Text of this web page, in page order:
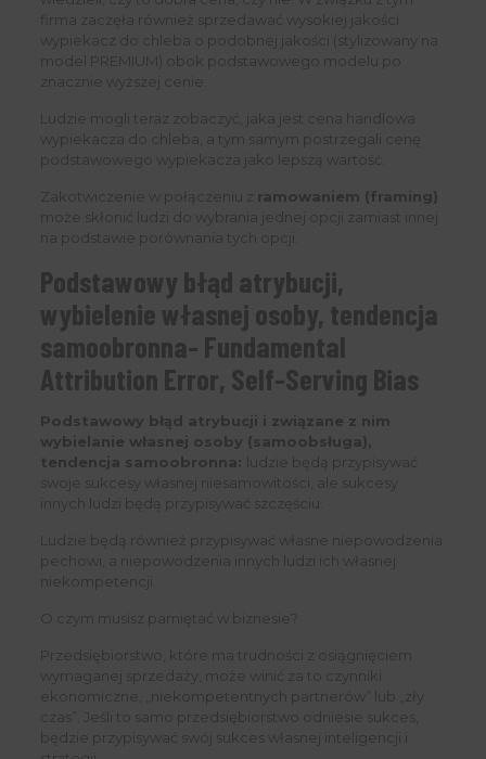
firma zaczęła również sprzedawać wysokiej jakości
wypiekacz do chleba o podobnej jakości (stylizowany na
model PREMIUM) obok podstawowego modelu po
znacznie wyższej cenie.
Ludzie mogli teraz zobaczyć, jaka jest cena handlowa
wypiekacza do chleba, a tym samym postrzegali cenę
podstawowego wypiekacza jako lepszą wartość.
Zakotwiczenie w połączeniu z ramowaniem (framing)
może skłonić ludzi do wybrania jednej opcji zamiast innej
na podstawie porównania tych opcji.
Podstawowy błąd atrybucji,
wybielenie własnej osoby, tendencja
samoobronna- Fundamental
Attribution Error, Self-Serving Bias
Podstawowy błąd atrybucji i związane z nim
wybielanie własnej osoby (samoobsługa),
tendencja samoobronna: ludzie będą przypisywać
swoje sukcesy własnej niesamowitości, ale sukcesy
innych ludzi będą przypisywać szczęściu.
Ludzie będą również przypisywać własne niepowodzenia
pechowi, a niepowodzenia innych ludzi ich własnej
niekompetencji.
O czym musisz pamiętać w biznesie?
Przedsiębiorstwo, które ma trudności z osiągnięciem
wymaganej sprzedaży, może winić za to czynniki
ekonomiczne, „niekompetentnych partnerów” lub „zły
czas”. Jeśli to samo przedsiębiorstwo odniesie sukces,
będzie przypisywać swój sukces własnej inteligencji i